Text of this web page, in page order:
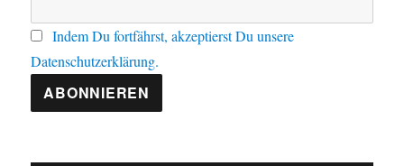
Indem Du fortfährst, akzeptierst Du unsere
Datenschutzerklärung.